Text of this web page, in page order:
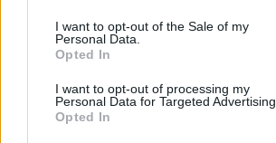
I want to opt-out of the Sale of my
Personal Data.
Opted In
I want to opt-out of processing my
Personal Data for Targeted Advertising.
Opted In
ΣΥΝΕΝΤΕΥΞΗ
τα κτηνοτροφικά χωριά της
Λέσβου
Ο κτηνοτρόφος Αχιλλέας